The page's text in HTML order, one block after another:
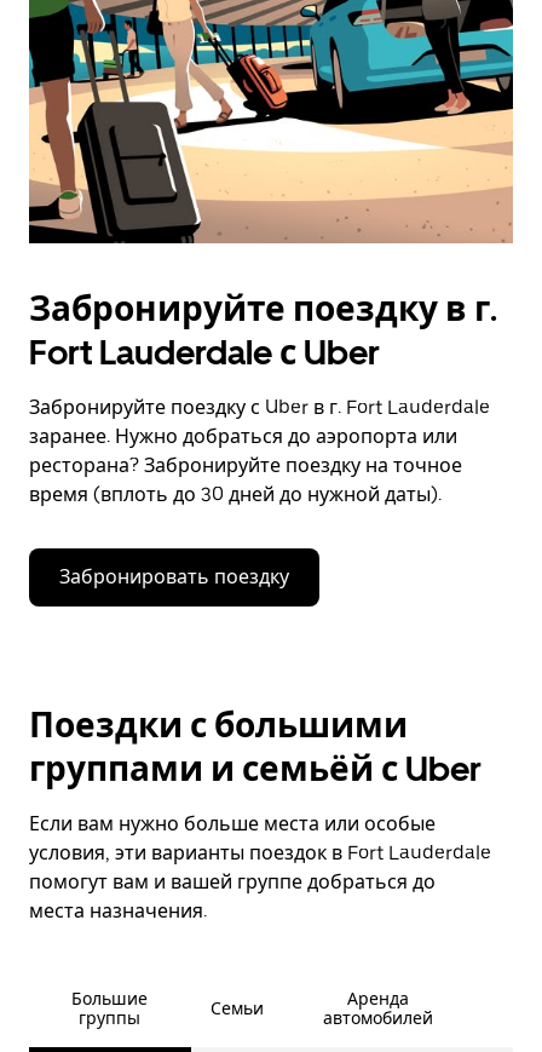
Забронируйте поездку в г.
Fort Lauderdale с Uber
Забронируйте поездку с Uber в г. Fort Lauderdale
заранее. Нужно добраться до аэропорта или
ресторана? Забронируйте поездку на точное
время (вплоть до 30 дней до нужной даты).
Забронировать поездку
Поездки с большими
группами и семьёй с Uber
Если вам нужно больше места или особые
условия, эти варианты поездок в Fort Lauderdale
помогут вам и вашей группе добраться до
места назначения.
Большие
группы
Семьи
Аренда
автомобилей